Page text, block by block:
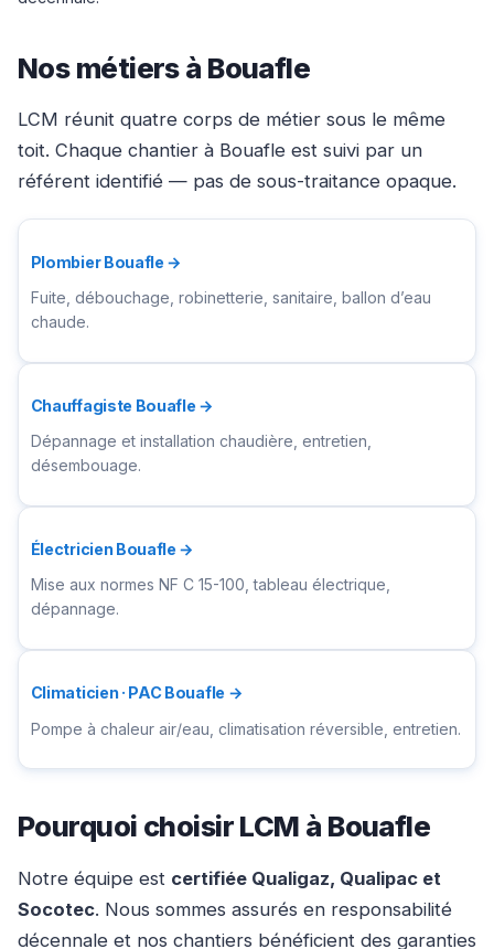
Nos métiers à Bouafle
LCM réunit quatre corps de métier sous le même
toit. Chaque chantier à Bouafle est suivi par un
référent identifié — pas de sous-traitance opaque.
Plombier Bouafle →
Fuite, débouchage, robinetterie, sanitaire, ballon d’eau
chaude.
Chauffagiste Bouafle →
Dépannage et installation chaudière, entretien,
désembouage.
Électricien Bouafle →
Mise aux normes NF C 15-100, tableau électrique,
dépannage.
Climaticien · PAC Bouafle →
Pompe à chaleur air/eau, climatisation réversible, entretien.
Pourquoi choisir LCM à Bouafle
Notre équipe est certifiée Qualigaz, Qualipac et
Socotec. Nous sommes assurés en responsabilité
décennale et nos chantiers bénéficient des garanties